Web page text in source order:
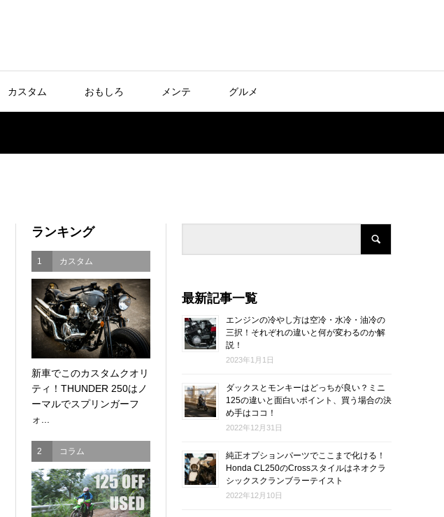
カスタム おもしろ メンテ グルメ
最新記事一覧
エンジンの冷やし方は空冷・水冷・油冷の
三択！それぞれの違いと何が変わるのか解
説！
2023年1月1日
ダックスとモンキーはどっちが良い？ミニ
125の違いと面白いポイント、買う場合の決
め手はココ！
2022年12月31日
純正オプションパーツでここまで化ける！
Honda CL250のCrossスタイルはネオクラ
シックスクランブラーテイスト
2022年12月10日
ランキング
1 カスタム
新車でこのカスタムクオリ
ティ！THUNDER 250はノ
ーマルでスプリンガーフ
ォ...
2 コラム